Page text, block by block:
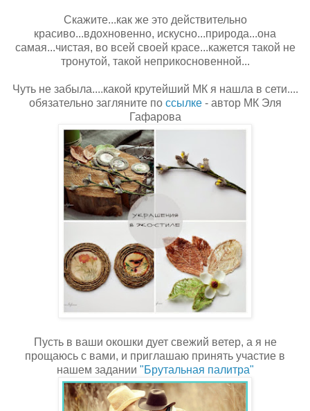
Скажите...как же это действительно
красиво...вдохновенно, искусно...природа...она
самая...чистая, во всей своей красе...кажется такой не
тронутой, такой неприкосновенной...
Чуть не забыла....какой крутейший МК я нашла в сети....
обязательно загляните по ссылке- автор МК Эля
Гафарова
Пусть в ваши окошки дует свежий ветер, а я не
прощаюсь с вами, и приглашаю принять участие в
нашем задании "Брутальная палитра"